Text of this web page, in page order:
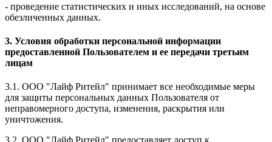
- проведение статистических и иных исследований, на основе
обезличенных данных.
3. Условия обработки персональной информации
предоставленной Пользователем и ее передачи третьим
лицам
3.1. ООО "Лайф Ритейл" принимает все необходимые меры
для защиты персональных данных Пользователя от
неправомерного доступа, изменения, раскрытия или
уничтожения.